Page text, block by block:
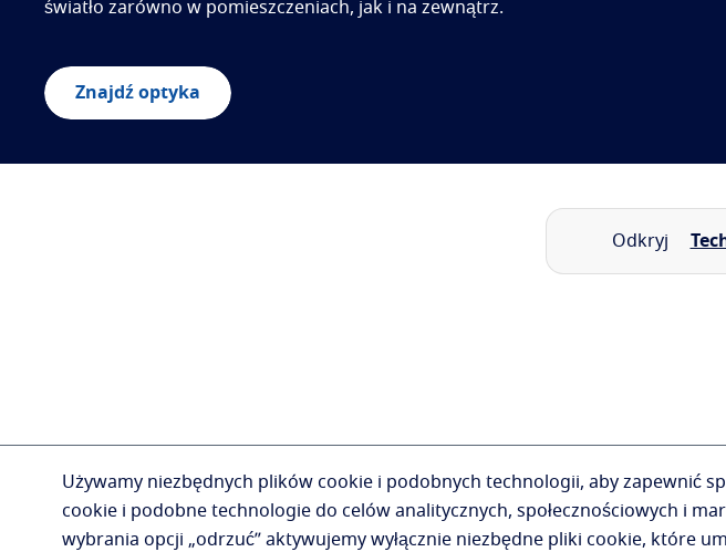
światło zarówno w pomieszczeniach, jak i na zewnątrz.
Znajdź optyka
Odkryj
Używamy niezbędnych plików cookie i podobnych technologii, aby zapewnić
cookie i podobne technologie do celów analitycznych, społecznościowych i
wybrania opcji „odrzuć” aktywujemy wyłącznie niezbędne pliki cookie, które